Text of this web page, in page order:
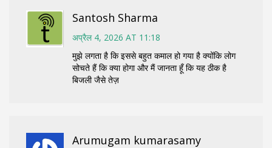
Santosh Sharma
अप्रैल 4, 2026 AT 11:18
मुझे लगता है कि इससे बहुत कमाल हो गया है क्योंकि लोग
सोचते हैं कि क्या होगा और मैं जानता हूँ कि यह ठीक है
बिजली जैसे तेज़
Arumugam kumarasamy